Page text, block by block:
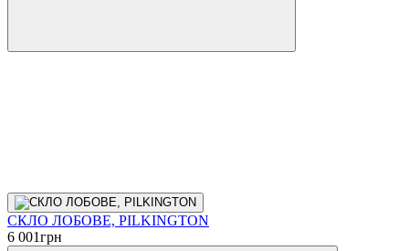
СКЛО ЛОБОВЕ, PILKINGTON
6 001грн